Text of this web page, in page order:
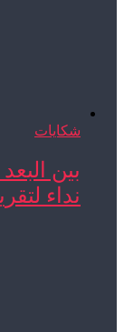
شكايات
بين البعد
نداء لتقريب